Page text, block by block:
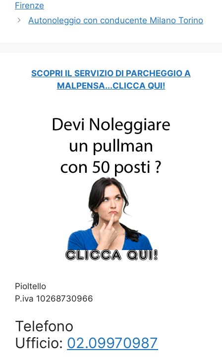
Firenze
Autonoleggio con conducente Milano Torino
SCOPRI IL SERVIZIO DI PARCHEGGIO A
MALPENSA...CLICCA QUI!
Pioltello
P.iva 10268730966
Telefono
Ufficio: 02.09970987